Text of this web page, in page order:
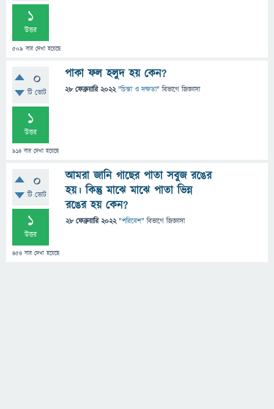
1
উত্তর
509 বার দেখা হয়েছে
0
টি ভোট
1
উত্তর
914 বার দেখা হয়েছে
পাকা ফল হলুদ হয় কেন?
28 ফেব্রুয়ারি 2022 "চিন্তা ও দক্ষতা" বিভাগে জিজ্ঞাসা
0
টি ভোট
1
উত্তর
454 বার দেখা হয়েছে
আমরা জানি গাছের পাতা সবুজ রঙের
হয়। কিন্তু মাঝে মাঝে পাতা ভিন্ন
রঙের হয় কেন?
28 ফেব্রুয়ারি 2022 "পরিবেশ" বিভাগে জিজ্ঞাসা